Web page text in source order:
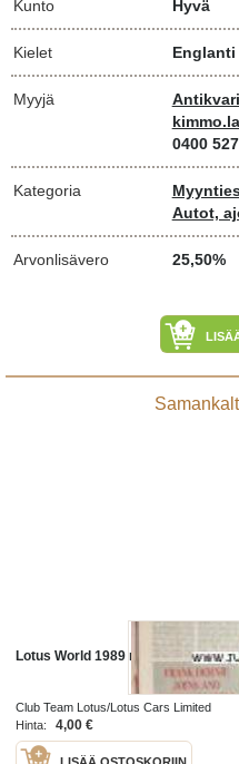
Kunto Hyvä
Kielet Englanti
Myyjä
0400
Kategoria
Autot,
Arvonlisävero 25,50%
Lotus World 1989 nr 10
Club Team Lotus/Lotus Cars Limited
1989
Hinta: 4,00 €